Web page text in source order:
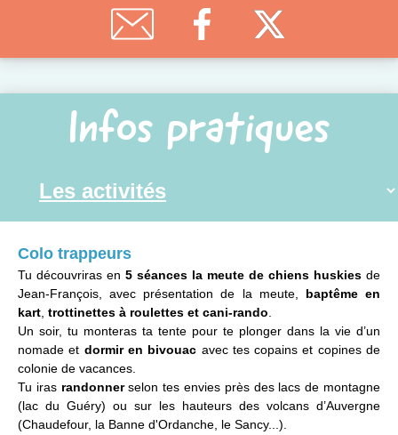
Infos pratiques
Colo trappeurs
Tu découvriras en 5 séances la meute de chiens huskies de
Jean-François, avec présentation de la meute, baptême en
kart, trottinettes à roulettes et cani-rando.
Un soir, tu monteras ta tente pour te plonger dans la vie d’un
nomade et dormir en bivouac avec tes copains et copines de
colonie de vacances.
Tu iras randonnerselon tes envies près des lacs de montagne
(lac du Guéry) ou sur les hauteurs des volcans d’Auvergne
(Chaudefour, la Banne d'Ordanche, le Sancy...).